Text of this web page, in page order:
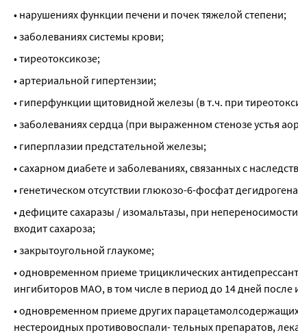
• нарушениях функции печени и почек тяжелой степени;
• заболеваниях системы крови;
• тиреотоксикозе;
• артериальной гипертензии;
• гиперфункции щитовидной железы (в т.ч. при
• заболеваниях сердца (при выраженном стенозе устья
• гиперплазии предстательной железы;
• сахарном диабете и заболеваниях, связанных с
• генетическом отсутствии глюкозо-6-фосфат
• дефиците сахаразы / изомальтазы, при
входит сахароза;
• закрытоугольной глаукоме;
• одновременном приеме трициклических
ингибиторов МАО, в том числе в период до 14 дней после
• одновременном приеме других
нестероидных противовоспали- тельных препаратов,